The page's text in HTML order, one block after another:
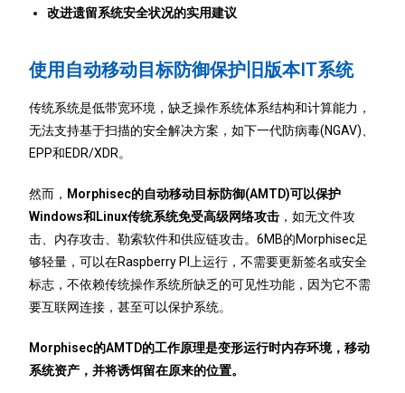
改进遗留系统安全状况的实用建议
使用自动移动目标防御保护旧版本IT系统
传统系统是低带宽环境，缺乏操作系统体系结构和计算能力，
无法支持基于扫描的安全解决方案，如下一代防病毒(NGAV)、
EPP和EDR/XDR。
然而， Morphisec的自动移动目标防御(AMTD)可以保护
Windows和Linux传统系统免受高级网络攻击 ，如无文件攻
击、内存攻击、勒索软件和供应链攻击。6MB的Morphisec足
够轻量，可以在Raspberry PI上运行，不需要更新签名或安全
标志，不依赖传统操作系统所缺乏的可见性功能，因为它不需
要互联网连接，甚至可以保护系统。
Morphisec的AMTD的工作原理是变形运行时内存环境，移动
系统资产，并将诱饵留在原来的位置。